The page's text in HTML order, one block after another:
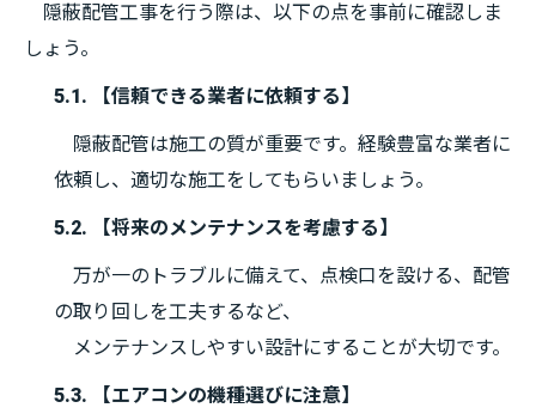
隠蔽配管工事を行う際は、以下の点を事前に確認しま
しょう。
5.1. 【信頼できる業者に依頼する】
隠蔽配管は施工の質が重要です。経験豊富な業者に
依頼し、適切な施工をしてもらいましょう。
5.2. 【将来のメンテナンスを考慮する】
万が一のトラブルに備えて、点検口を設ける、配管
の取り回しを工夫するなど、
メンテナンスしやすい設計にすることが大切です。
5.3. 【エアコンの機種選びに注意】